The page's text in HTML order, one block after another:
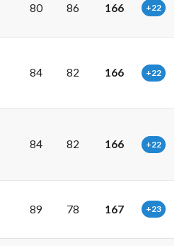
80 86 166 +22
84 82 166 +22
84 82 166 +22
89 78 167 +23